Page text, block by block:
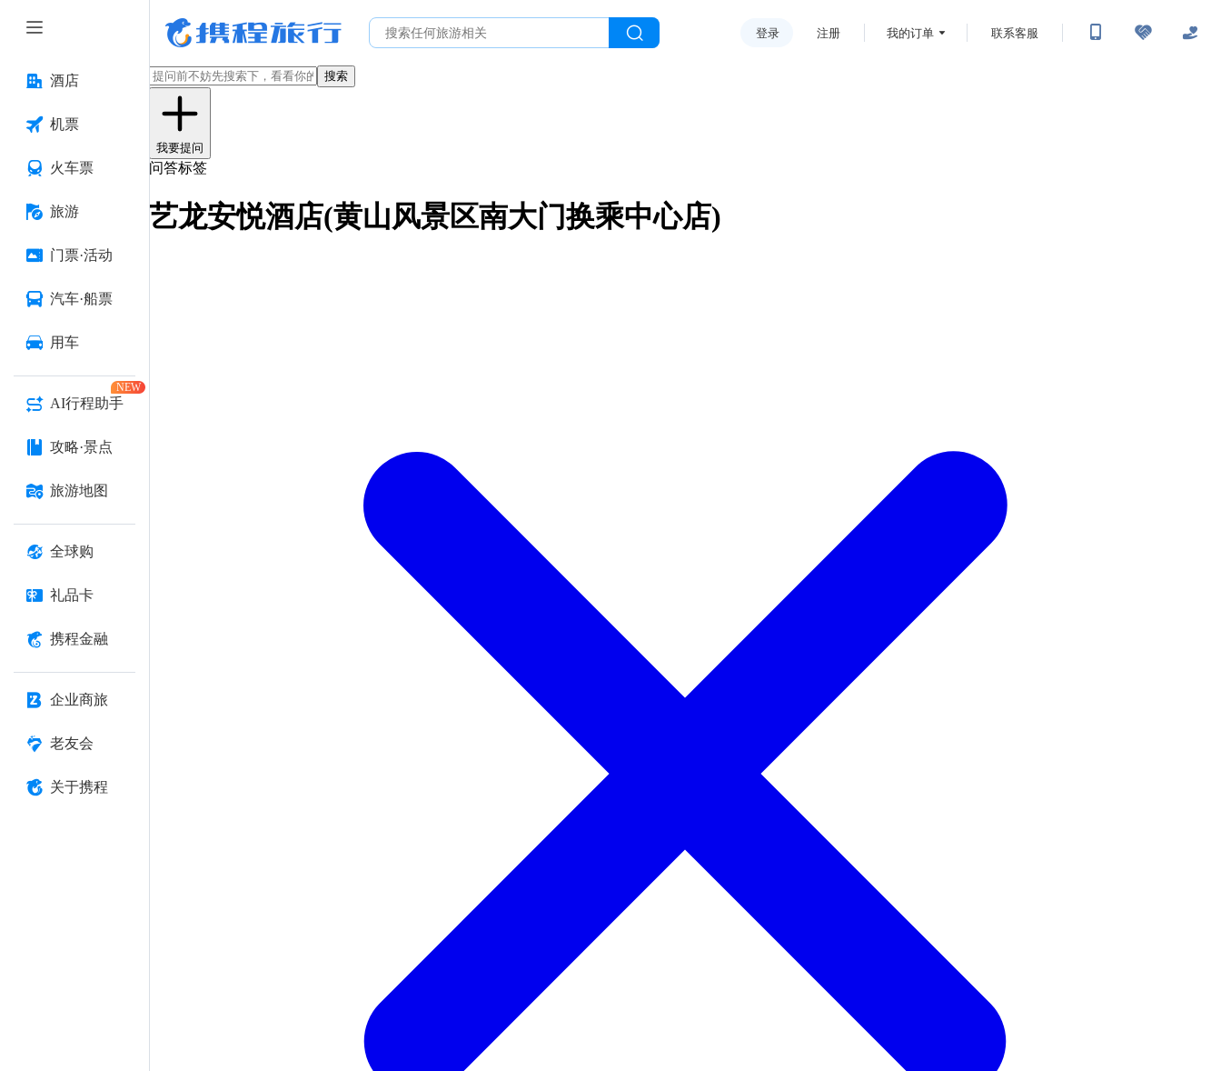
酒店
机票
火车票
旅游
门票·活动
汽车·船票
用车
AI行程助手
NEW
攻略·景点
旅游地图
全球购
礼品卡
携程金融
企业商旅
老友会
关于携程
登录 注册 我的订单 联系客服
搜索
我要提问
问答标签
艺龙安悦酒店(黄山风景区南大门换乘中心店)